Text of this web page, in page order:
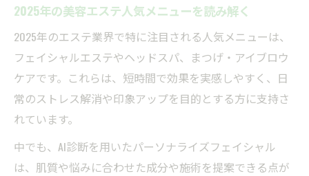
2025年の美容エステ人気メニューを読み解く
2025年のエステ業界で特に注目される人気メニューは、
フェイシャルエステやヘッドスパ、まつげ・アイブロウ
ケアです。これらは、短時間で効果を実感しやすく、日
常のストレス解消や印象アップを目的とする方に支持さ
れています。
中でも、AI診断を用いたパーソナライズフェイシャル
は、肌質や悩みに合わせた成分や施術を提案できる点が